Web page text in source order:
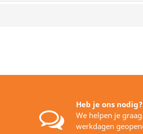
Heb je ons nodig?
We helpen je graag.
werkdagen